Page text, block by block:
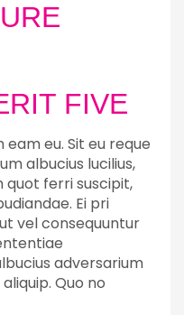
FIVE
eam eu. Sit eu reque
albucius lucilius,
quot ferri suscipit,
Ei pri
vel consequuntur
adversarium
Quo no